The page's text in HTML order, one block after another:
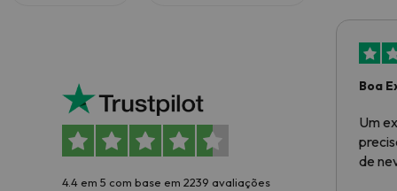
4.4 em 5 com base em 2239 avaliações
Boa
Um
de